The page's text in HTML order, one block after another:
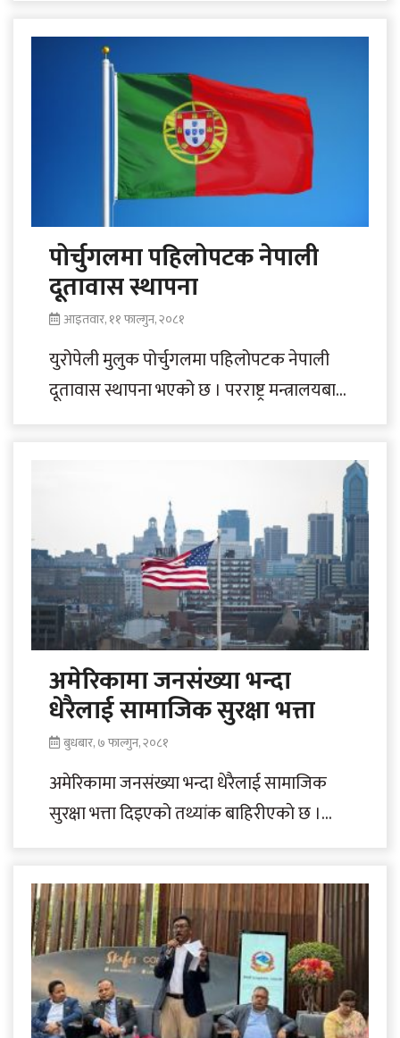
पोर्चुगलमा पहिलोपटक नेपाली
दूतावास स्थापना
आइतवार, ११ फाल्गुन, २०८१
युरोपेली मुलुक पोर्चुगलमा पहिलोपटक नेपाली
दूतावास स्थापना भएको छ । परराष्ट्र मन्त्रालयबाट
अमेरिकामा जनसंख्या भन्दा
धेरैलाई सामाजिक सुरक्षा भत्ता
बुधबार, ७ फाल्गुन, २०८१
अमेरिकामा जनसंख्या भन्दा धेरैलाई सामाजिक
सुरक्षा भत्ता दिइएको तथ्यांक बाहिरीएकाे छ ।